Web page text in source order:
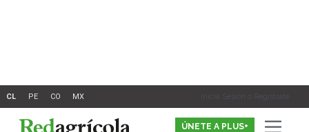
Inicia Sesión o Registrate
ÚNETE A PLUS+